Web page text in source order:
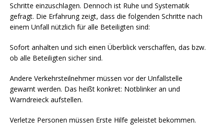
Schritte einzuschlagen. Dennoch ist Ruhe und Systematik
gefragt. Die Erfahrung zeigt, dass die folgenden Schritte nach
einem Unfall nützlich für alle Beteiligten sind:
Sofort anhalten und sich einen Überblick verschaffen, das bzw.
ob alle Beteiligten sicher sind.
Andere Verkehrsteilnehmer müssen vor der Unfallstelle
gewarnt werden. Das heißt konkret: Notblinker an und
Warndreieck aufstellen.
Verletze Personen müssen Erste Hilfe geleistet bekommen.